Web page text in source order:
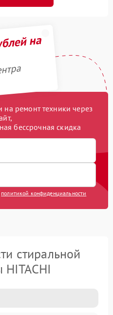
на
ремонт техники через
бессрочная скидка
политикой конфиденциальности
стиральной